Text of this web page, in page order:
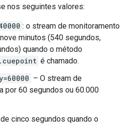
nos seguintes valores:
: o stream de monitoramento
minutos (540 segundos,
quando o método
é chamado.
– O stream de
por 60 segundos ou 60.000
cinco segundos quando o